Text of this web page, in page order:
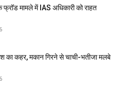
फ्रॉड मामले में IAS अधिकारी को राहत
का कहर, मकान गिरने से चाची-भतीजा मलबे